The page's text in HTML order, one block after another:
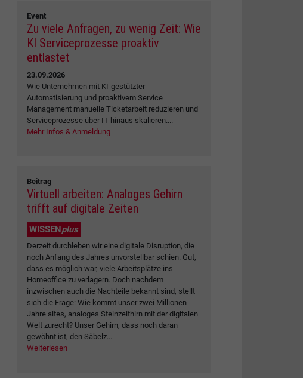
Event
Zu viele Anfragen, zu wenig Zeit: Wie
KI Serviceprozesse proaktiv
entlastet
23.09.2026
Wie Unternehmen mit KI-gestützter
Automatisierung und proaktivem Service
Management manuelle Ticketarbeit reduzieren und
Serviceprozesse über IT hinaus skalieren....
Mehr Infos & Anmeldung
Beitrag
Virtuell arbeiten: Analoges Gehirn
trifft auf digitale Zeiten
WISSENplus
Derzeit durchleben wir eine digitale Disruption, die
noch Anfang des Jahres unvorstellbar schien. Gut,
dass es möglich war, viele Arbeitsplätze ins
Homeoffice zu verlagern. Doch nachdem
inzwischen auch die Nachteile bekannt sind, stellt
sich die Frage: Wie kommt unser zwei Millionen
Jahre altes, analoges Steinzeithirn mit der digitalen
Welt zurecht? Unser Gehirn, dass noch daran
gewöhnt ist, den Säbelz...
Weiterlesen